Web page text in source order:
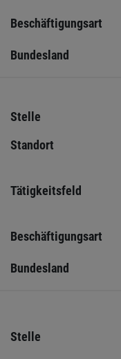
Beschäftigungsart
Bundesland
Stelle
Standort
Tätigkeitsfeld
Beschäftigungsart
Bundesland
Stelle